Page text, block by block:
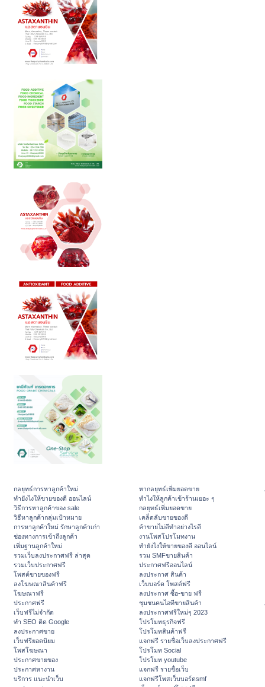
กลยุทธ์การหาลูกค้าใหม่
ทํายังไงให้ขายของดี ออนไลน์
วิธีการหาลูกค้าของ sale
วิธีหาลูกค้ากลุ่มเป้าหมาย
การหาลูกค้าใหม่ รักษาลูกค้าเก่า
ช่องทางการเข้าถึงลูกค้า
เพิ่มฐานลูกค้าใหม่
รวมเว็บลงประกาศฟรี ล่าสุด
รวมเว็บประกาศฟรี
โพสต์ขายของฟรี
ลงโฆษณาสินค้าฟรี
โฆษณาฟรี
ประกาศฟรี
เว็บฟรีไม่จำกัด
ทำ SEO ติด Google
ลงประกาศขาย
เว็บฟรียอดนิยม
โพสโฆษณา
ประกาศขายของ
ประกาศหางาน
บริการ แนะนำเว็บ
หากลยุทธ์เพิ่มยอดขาย
ทําไงให้ลูกค้าเข้าร้านเยอะ ๆ
กลยุทธ์เพิ่มยอดขาย
เคล็ดลับขายของดี
ค้าขายไม่ดีทำอย่างไรดี
งานโพสโปรโมทงาน
ทํายังไงให้ขายของดี ออนไลน์
รวม SMFขายสินค้า
ประกาศฟรีออนไลน์
ลงประกาศ สินค้า
เว็บบอร์ด โพสต์ฟรี
ลงประกาศ ซื้อ-ขาย ฟรี
ชุมชนคนไอทีขายสินค้า
ลงประกาศฟรีใหม่ๆ 2023
โปรโมทธุรกิจฟรี
โปรโมทสินค้าฟรี
แจกฟรี รายชื่อเว็บลงประกาศฟรี
โปรโมท Social
โปรโมท youtube
แจกฟรี รายชื่อเว็บ
แจกฟรีโพสเว็บบอร์ดsmf